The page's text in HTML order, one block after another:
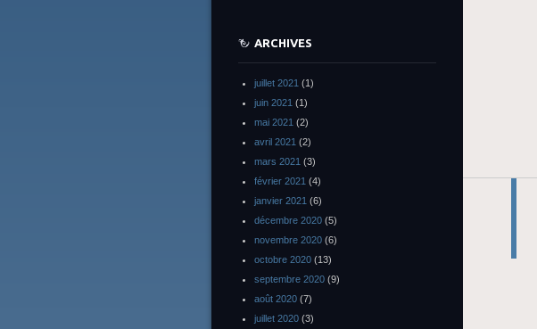
ARCHIVES
juillet 2021 (1)
juin 2021 (1)
mai 2021 (2)
avril 2021 (2)
mars 2021 (3)
février 2021 (4)
janvier 2021 (6)
décembre 2020 (5)
novembre 2020 (6)
octobre 2020 (13)
septembre 2020 (9)
août 2020 (7)
juillet 2020 (3)